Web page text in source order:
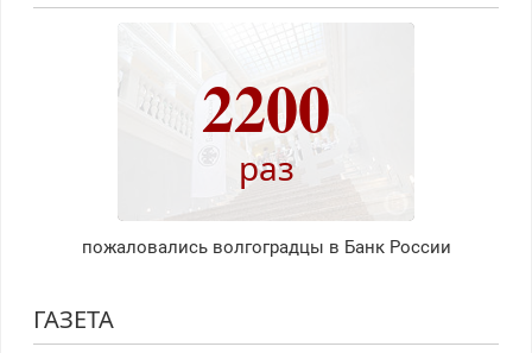
2200
раз
пожаловались волгоградцы в Банк России
ГАЗЕТА